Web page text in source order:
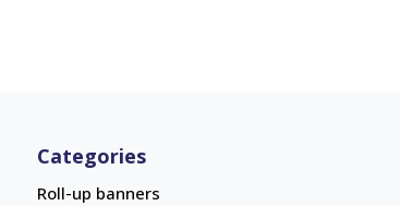
Categories
Roll-up banners